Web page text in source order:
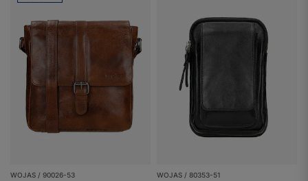
WOJAS / 90026-53 WOJAS / 80353-51